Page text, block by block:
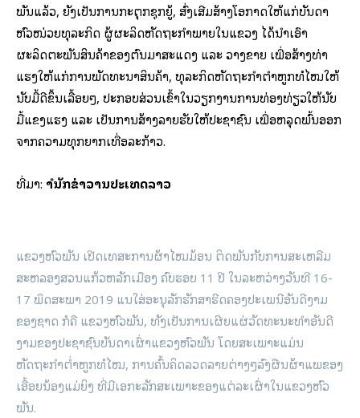
ພັນແລ້ວ, ຍັງເປັນການກະຕຸກຊຸກຍູ້, ສົ່ງເສີມສ້າງໂອກາດໃຫ້ແກ່ບັນດາ
ຫົວໜ່ວຍທຸລະກິດ ຜູ້ຜະລິດຫັດຖະກຳພາຍໃນແຂວງ ໄດ້ນຳເອົາ
ຜະລິດຕະພັນສິນຄ້າຂອງຕົນມາສະແດງ ແລະ ວາງຂາຍ ເພື່ອສ້າງທ່າ
ແຮງໃຫ້ແກ່ການພັດທະນາສິນຄ້າ, ທຸລະກິດຫັດຖະກຳຕຳຫູກທໍໄໝໃຫ້
ນັບມື້ດີຂຶ້ນເລື້ອຍໆ, ປະກອບສ່ວນເຂົ້າໃນວຽກງານການທ່ອງທ່ຽວໃຫ້ນັບ
ມື້ແຂງແຮງ ແລະ ເປັນການສ້າງລາຍຮັບໃຫ້ປະຊາຊົນ ເພື່ອຫລຸດພົ້ນອອກ
ຈາກຄວາມທຸກຍາກເທື່ອລະກ້າວ.
ທີ່ມາ: ສຳນັກຂ່າວສານປະເທດລາວ
ແຂວງຫົວພັນ ເປີດເທສະການຜ້າໄໝມ້ອນ ຕິດພັນກັບການສະເຫລີມ
ສະຫລອງສວນແກ້ວຫລັກເມືອງ ຄົບຮອບ 11 ປີ ໃນລະຫວ່າງວັນທີ 16-
17 ພຶດສະພາ 2019 ແນໃສ່ອະນຸລັກຮັກສາຮີດຄອງປະເພນີອັນດີງາມ
ຂອງຊາດ ກໍຄື ແຂວງຫົວພັນ, ທັງເປັນການເຜີຍແຜ່ວັດທະນະທຳອັນດີ
ງາມຂອງປະຊາຊົນບັນດາເຜົ່າແຂວງຫົວພັນ ໂດຍສະເພາະແມ່ນ
ຫັດຖະກຳຕ່ຳຫູກທໍໄໝ, ການຄົ້ນຄິດລວດລາຍຕ່າງໆລົງຜືນຜ້າແພຂອງ
ເອື້ອຍນ້ອງແມ່ຍິງ ທີ່ມີເອກະລັກສະເພາະຂອງແຕ່ລະເຜົ່າໃນແຂວງຫົວ
ພັນ.